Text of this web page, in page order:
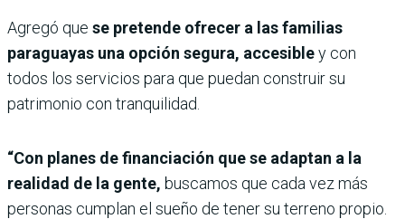
Agregó que se pretende ofrecer a las familias
paraguayas una opción segura, accesibley con
todos los servicios para que puedan construir su
patrimonio con tranquilidad.
“Con planes de financiación que se adaptan a la
realidad de la gente, buscamos que cada vez más
personas cumplan el sueño de tener su terreno propio.